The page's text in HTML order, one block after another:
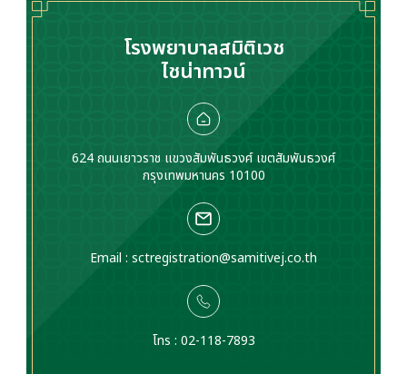
แนวทางรักษา
ปรึกษาแพทย์
โรงพยาบาลสมิติเวช
ไชน่าทาวน์
624 ถนนเยาวราช แขวงสัมพันธวงศ์ เขตสัมพันธวงศ์
กรุงเทพมหานคร 10100
Email : sctregistration@samitivej.co.th
โทร : 02-118-7893